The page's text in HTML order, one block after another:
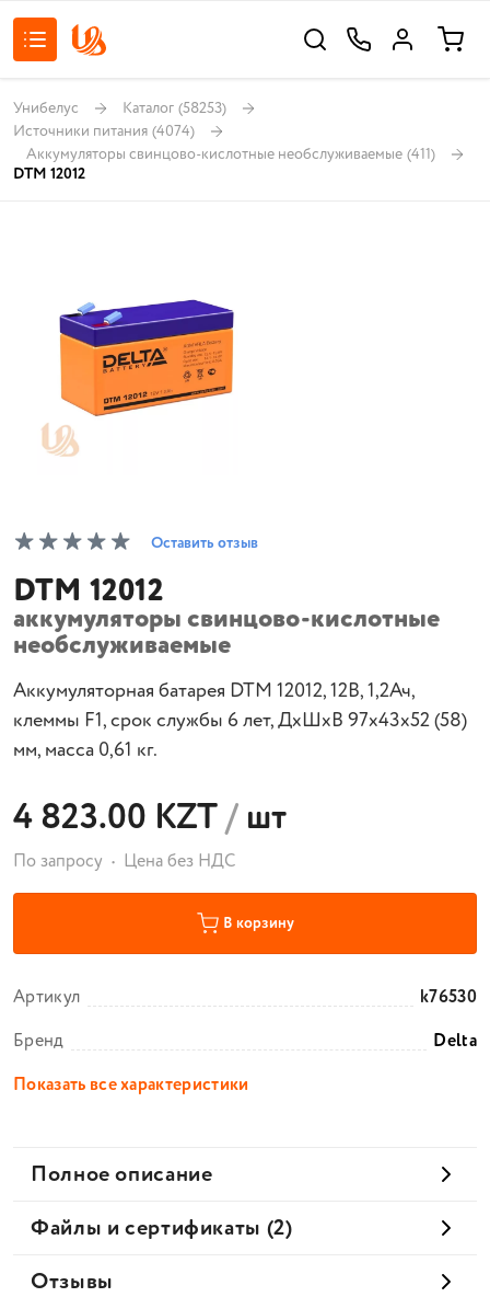
Унибелус Каталог (58253)
Источники питания (4074)
Аккумуляторы свинцово-кислотные необслуживаемые (411)
DTM 12012
Оставить отзыв
DTM 12012
аккумуляторы свинцово-кислотные
необслуживаемые
Аккумуляторная батарея DTM 12012, 12В, 1,2Ач,
клеммы F1, срок службы 6 лет, ДхШхВ 97х43х52 (58)
мм, масса 0,61 кг.
4 823.00 KZT/шт
По запросу Цена без НДС
В корзину
Артикул
k76530
Бренд
Delta
Показать все характеристики
Полное описание
Файлы и сертификаты (2)
Отзывы